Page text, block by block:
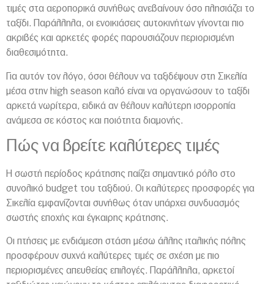
τιμές στα αεροπορικά συνήθως ανεβαίνουν όσο πλησιάζει το
ταξίδι. Παράλληλα, οι ενοικιάσεις αυτοκινήτων γίνονται πιο
ακριβές και αρκετές φορές παρουσιάζουν περιορισμένη
διαθεσιμότητα.
Για αυτόν τον λόγο, όσοι θέλουν να ταξιδέψουν στη Σικελία
μέσα στην high season καλό είναι να οργανώσουν το ταξίδι
αρκετά νωρίτερα, ειδικά αν θέλουν καλύτερη ισορροπία
ανάμεσα σε κόστος και ποιότητα διαμονής.
Πώς να βρείτε καλύτερες τιμές
Η σωστή περίοδος κράτησης παίζει σημαντικό ρόλο στο
συνολικό budget του ταξιδιού. Οι καλύτερες προσφορές για
Σικελία εμφανίζονται συνήθως όταν υπάρχει συνδυασμός
σωστής εποχής και έγκαιρης κράτησης.
Οι πτήσεις με ενδιάμεση στάση μέσω άλλης ιταλικής πόλης
προσφέρουν συχνά καλύτερες τιμές σε σχέση με πιο
περιορισμένες απευθείας επιλογές. Παράλληλα, αρκετοί